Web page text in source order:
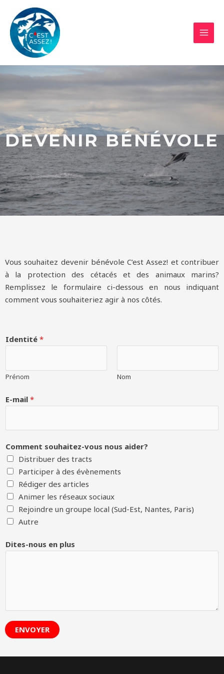
DEVENIR BÉNÉVOLE
Vous souhaitez devenir bénévole C’est Assez! et contribuer
à la protection des cétacés et des animaux marins?
Remplissez le formulaire ci-dessous en nous indiquant
comment vous souhaiteriez agir à nos côtés.
Identité *
Prénom Nom
E-mail *
Comment souhaitez-vous nous aider?
Distribuer des tracts
Participer à des évènements
Rédiger des articles
Animer les réseaux sociaux
Rejoindre un groupe local (Sud-Est, Nantes, Paris)
Autre
Dites-nous en plus
ENVOYER